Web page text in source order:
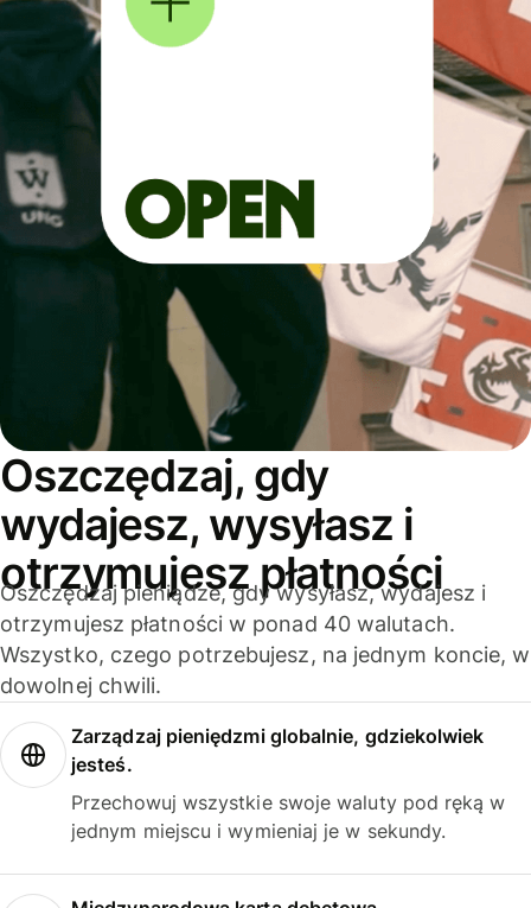
Oszczędzaj, gdy
wydajesz, wysyłasz i
otrzymujesz płatności
Oszczędzaj pieniądze, gdy wysyłasz, wydajesz i
otrzymujesz płatności w ponad 40 walutach.
Wszystko, czego potrzebujesz, na jednym koncie, w
dowolnej chwili.
Zarządzaj pieniędzmi globalnie, gdziekolwiek
jesteś.
Przechowuj wszystkie swoje waluty pod ręką w
jednym miejscu i wymieniaj je w sekundy.